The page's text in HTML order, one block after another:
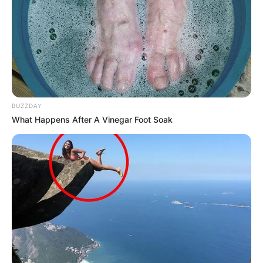
Smartphones und Tablets (innerhalb Deutschlands auch
GPS-Suche).
Puzzle
Weitere kostenlose Reiseführer aus der ganzen
Welt:
Reiseführer aus verschiedenen Teilen der Welt als
PDF-Datei zum kostenlosten runterladen bei www.a
meropa.de/service/reisefuehrer
Weitere Reiseführer als App für Smartphones und
als PDF-Datei für alle Geräte zum kostenlosten
BUZZDAY
What Happens After A Vinegar Foot Soak